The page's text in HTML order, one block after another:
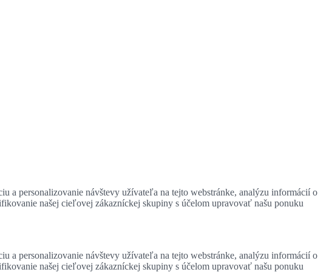
a personalizovanie návštevy užívateľa na tejto webstránke, analýzu informácií o
našej cieľovej zákazníckej skupiny s účelom upravovať našu ponuku
a personalizovanie návštevy užívateľa na tejto webstránke, analýzu informácií o
našej cieľovej zákazníckej skupiny s účelom upravovať našu ponuku